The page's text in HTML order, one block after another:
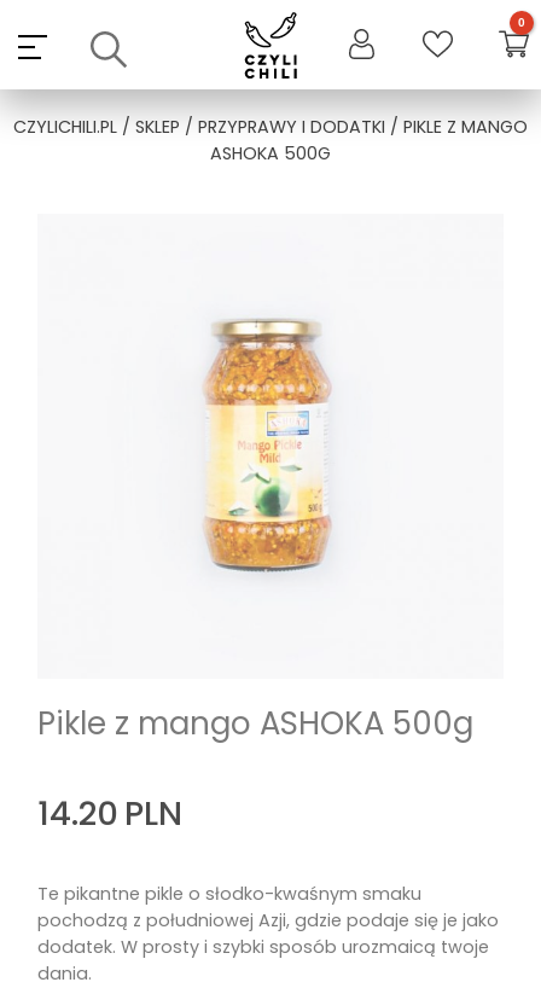
content
CZYLICHILI.PL / SKLEP / PRZYPRAWY I DODATKI / PIKLE Z MANGO
ASHOKA 500G
Pikle z mango ASHOKA 500g
14.20 PLN
Te pikantne pikle o słodko-kwaśnym smaku
pochodzą z południowej Azji, gdzie podaje się je jako
dodatek. W prosty i szybki sposób urozmaicą twoje
dania.